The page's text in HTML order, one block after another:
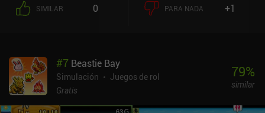
beneficio mientras colocamos estratégicamente nuestras
Esto crea un ritmo muy lento que a veces casi induce al sueño.
Dicho esto, aunque el aspecto de construcción del juego atraerá a
los fans de los constructores de ciudades, a mí personalmente me
SIMILAR 0 PARA NADA +1
#7 Beastie Bay
Simulación
Juegos de rol
Gratis
79%
similar